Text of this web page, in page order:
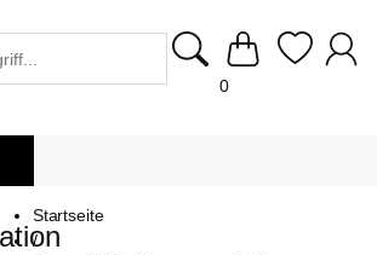
0
Startseite
/